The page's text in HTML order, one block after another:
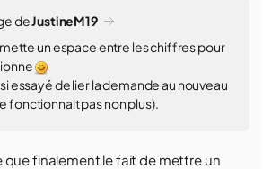
deJustineM19
un espace entre les chiffres pour
essayé de lier la demande au nouveau
fonctionnait pas non plus).
que finalement le fait de mettre un